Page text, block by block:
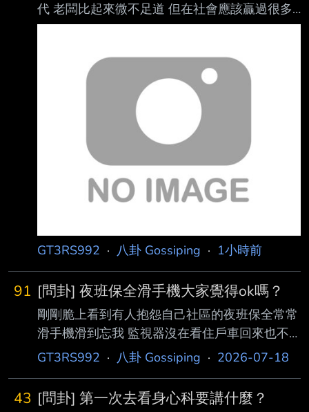
代 老闆比起來微不足道 但在社會應該贏過很多
人了吧！ 月薪7萬在台灣大概是什麼階級呢？ --
GT3RS992 · 八卦 Gossiping · 1小時前
91 [問卦] 夜班保全滑手機大家覺得ok嗎？
剛剛脆上看到有人抱怨自己社區的夜班保全常常
滑手機滑到忘我 監視器沒在看住戶車回來也不
會即時開大門 不過看很多人同情夜班保全說工
班保全來吹冷氣滑手機ok嗎？ --
GT3RS992 · 八卦 Gossiping · 2026-07-18
43 [問卦] 第一次去看身心科要講什麼？